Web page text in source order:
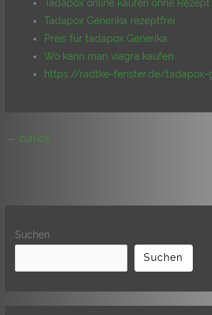
Tadapox online kaufen ohne Rezept
Tadapox Generika rezeptfrei
Preis für tadapox Generika
Wo kann man viagra kaufen
https://radtke-fenster.de/
← zurück
Suchen
Suchen